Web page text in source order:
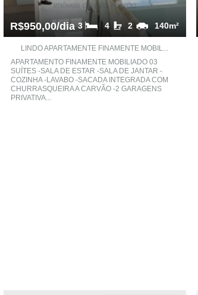
R$950,00/dia 140m²
2
4
3
LINDO APARTAMENTE FINAMENTE MOBIL...
APARTAMENTO FINAMENTE MOBILIADO 03
SUÍTES -SALA DE ESTAR -SALA DE JANTAR -
COZINHA -LAVABO -SACADA INTEGRADA COM
CHURRASQUEIRA A CARVÃO -2 GARAGENS
PRIVATIVA...